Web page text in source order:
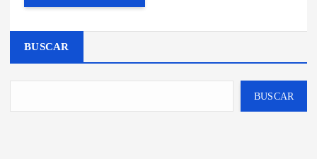
BUSCAR
BUSCAR